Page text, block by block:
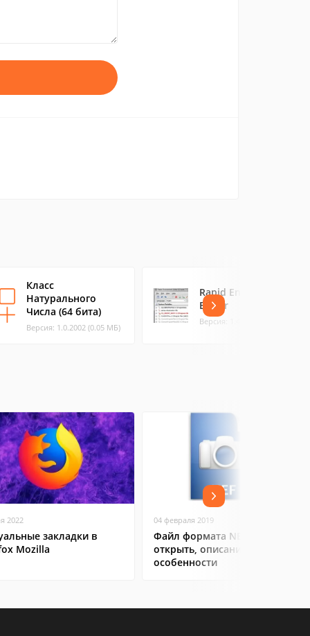
Класс
Натурального
Числа (64 бита)
Версия: 1.0.2002 (0.05 МБ)
Rapid Environment
Editor
Версия: 1.4 (2.83 МБ)
2022
закладки в
Mozilla
04 февраля 2019
Файл формата NEF: чем
открыть, описание,
особенности